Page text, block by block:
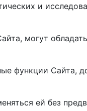
и
могут
функции Сайта,
ей без